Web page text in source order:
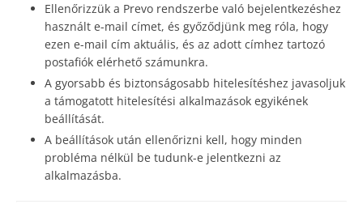
Ellenőrizzük a Prevo rendszerbe való bejelentkezéshez
használt e-mail címet, és győződjünk meg róla, hogy
ezen e-mail cím aktuális, és az adott címhez tartozó
postafiók elérhető számunkra.
A gyorsabb és biztonságosabb hitelesítéshez javasoljuk
a támogatott hitelesítési alkalmazások egyikének
beállítását.
A beállítások után ellenőrizni kell, hogy minden
probléma nélkül be tudunk-e jelentkezni az
alkalmazásba.